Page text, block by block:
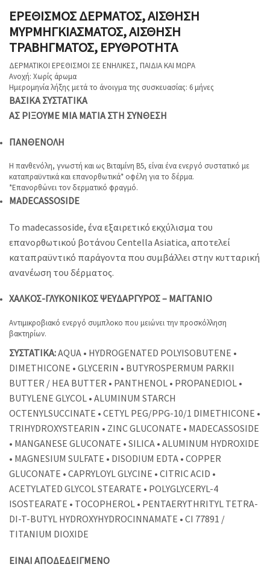
ΕΡΕΘΙΣΜΟΣ ΔΕΡΜΑΤΟΣ, ΑΙΣΘΗΣΗ
ΜΥΡΜΗΓΚΙΑΣΜΑΤΟΣ, ΑΙΣΘΗΣΗ
ΤΡΑΒΗΓΜΑΤΟΣ, ΕΡΥΘΡΟΤΗΤΑ
ΔΕΡΜΑΤΙΚΟΙ ΕΡΕΘΙΣΜΟΙ ΣΕ ΕΝΗΛΙΚΕΣ, ΠΑΙΔΙΑ ΚΑΙ ΜΩΡΑ
Ανοχή: Χωρίς άρωμα
Ημερομηνία λήξης μετά το άνοιγμα της συσκευασίας: 6 μήνες
ΒΑΣΙΚΑ ΣΥΣΤΑΤΙΚΑ
ΑΣ ΡΙΞΟΥΜΕ ΜΙΑ ΜΑΤΙΑ ΣΤΗ ΣΥΝΘΕΣΗ
ΠΑΝΘΕΝΟΛΗ
Η πανθενόλη, γνωστή και ως Βιταμίνη Β5, είναι ένα ενεργό συστατικό με
καταπραϋντικά και επανορθωτικά* οφέλη για το δέρμα.
*Επανορθώνει τον δερματικό φραγμό.
MADECASSOSIDE
Το madecassoside, ένα εξαιρετικό εκχύλισμα του
επανορθωτικού βοτάνου Centella Asiatica, αποτελεί
καταπραϋντικό παράγοντα που συμβάλλει στην κυτταρική
ανανέωση του δέρματος.
ΧΑΛΚΟΣ-ΓΛΥΚΟΝΙΚΟΣ ΨΕΥΔΑΡΓΥΡΟΣ – ΜΑΓΓΑΝΙΟ
Αντιμικροβιακό ενεργό συμπλοκο που μειώνει την προσκόλληση
βακτηρίων.
ΣΥΣΤΑΤΙΚΑ:AQUA • HYDROGENATED POLYISOBUTENE •
DIMETHICONE • GLYCERIN • BUTYROSPERMUM PARKII
BUTTER / HEA BUTTER • PANTHENOL • PROPANEDIOL •
BUTYLENE GLYCOL • ALUMINUM STARCH
OCTENYLSUCCINATE • CETYL PEG/PPG-10/1 DIMETHICONE •
TRIHYDROXYSTEARIN • ZINC GLUCONATE • MADECASSOSIDE
• MANGANESE GLUCONATE • SILICA • ALUMINUM HYDROXIDE
• MAGNESIUM SULFATE • DISODIUM EDTA • COPPER
GLUCONATE • CAPRYLOYL GLYCINE • CITRIC ACID •
ACETYLATED GLYCOL STEARATE • POLYGLYCERYL-4
ISOSTEARATE • TOCOPHEROL • PENTAERYTHRITYL TETRA-
DI-T-BUTYL HYDROXYHYDROCINNAMATE • CI 77891 /
TITANIUM DIOXIDE
ΕΙΝΑΙ ΑΠΟΔΕΔΕΙΓΜΕΝΟ